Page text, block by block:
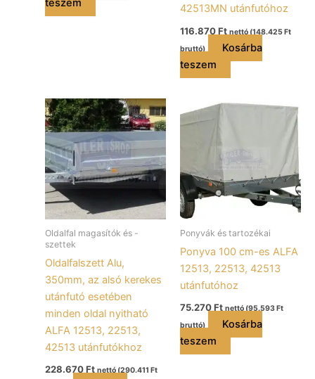
teszem 42513MN utánfutóhoz
116.870Ft nettó (148.425Ft
bruttó)
Kosárba
teszem
Oldalfal magasítók és -
szettek
Oldalfalszett Alu,
350mm, az alsó kerekes
utánfutó esetében
minden oldal nyitható
ALFA 12513, 22513,
42513 utánfutókhoz
228.670Ft nettó (290.411 Ft
Ponyvák és tartozékai
Ponyva 100 cm-es ALFA
12513, 22513, 42513
utánfutóhoz
75.270Ft nettó (95.593 Ft
bruttó)
Kosárba
teszem